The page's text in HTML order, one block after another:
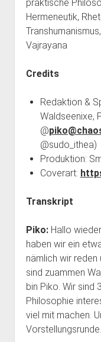
praktische
Hermeneutik,
Vajrayana
Credits
Redaktion &
Waldseenixe,
@
@sudo_ithea)
Produktion:
Coverart:
Transkript
Piko:Hallo
haben wir ein
nämlich wir reden
sind zuammen
bin Piko. Wir sind
Philosophie
viel mit machen.